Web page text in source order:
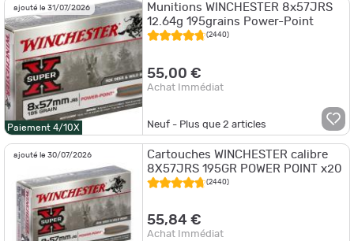
ajouté le 31/07/2026
Paiement 4/10X
Munitions WINCHESTER 8x57JRS
12.64g 195grains Power-Point
(2440)
55,00 €
Achat Immédiat
Neuf - Plus que2 articles
ajouté le 30/07/2026
Cartouches WINCHESTER calibre
8X57JRS 195GR POWER POINT x20
(2440)
55,84 €
Achat Immédiat